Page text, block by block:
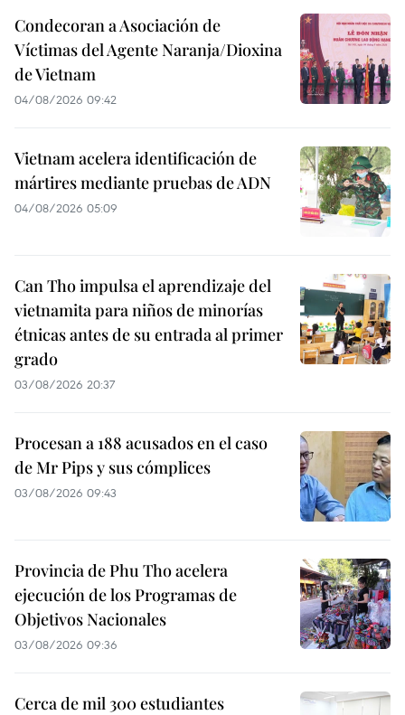
Condecoran a Asociación de
Víctimas del Agente Naranja/Dioxina
de Vietnam
04/08/2026 09:42
Vietnam acelera identificación de
mártires mediante pruebas de ADN
04/08/2026 05:09
Can Tho impulsa el aprendizaje del
vietnamita para niños de minorías
étnicas antes de su entrada al primer
grado
03/08/2026 20:37
Procesan a 188 acusados en el caso
de Mr Pips y sus cómplices
03/08/2026 09:43
Provincia de Phu Tho acelera
ejecución de los Programas de
Objetivos Nacionales
03/08/2026 09:36
Cerca de mil 300 estudiantes